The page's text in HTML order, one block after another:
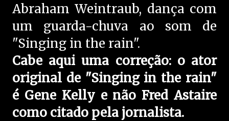
Abraham Weintraub, dança com
um guarda-chuva ao som de
"Singing in the rain".
Cabe aqui uma correção: o ator
original de "Singing in the rain"
é Gene Kelly e não Fred Astaire
como citado pela jornalista.